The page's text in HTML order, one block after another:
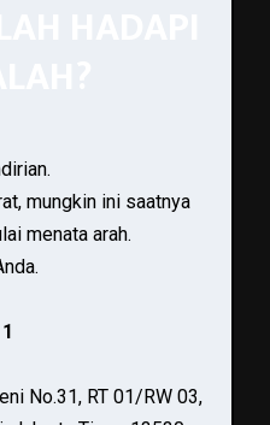
mungkin ini saatnya
menata arah.
No.31, RT 01/RW 03,